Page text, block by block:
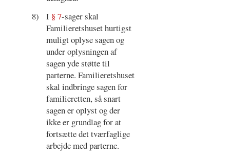
8)
I § 7-sager skal
Familieretshuset hurtigst
muligt oplyse sagen og
under oplysningen af
sagen yde støtte til
parterne. Familieretshuset
skal indbringe sagen for
familieretten, så snart
sagen er oplyst og der
ikke er grundlag for at
fortsætte det tværfaglige
arbejde med parterne.